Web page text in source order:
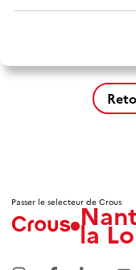
Passer le selecteur de Crous
la